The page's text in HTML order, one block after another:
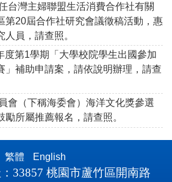
台灣主婦聯盟生活消費合作社有關
第20屆合作社研究會議徵稿活動，惠
員，請查照。
度第1學期「大學校院學生出國參加
」補助申請案，請依說明辦理，請查
會（下稱海委會）海洋文化獎參選
所屬推薦報名，請查照。
繁體 English
33857 桃園市蘆竹區開南路